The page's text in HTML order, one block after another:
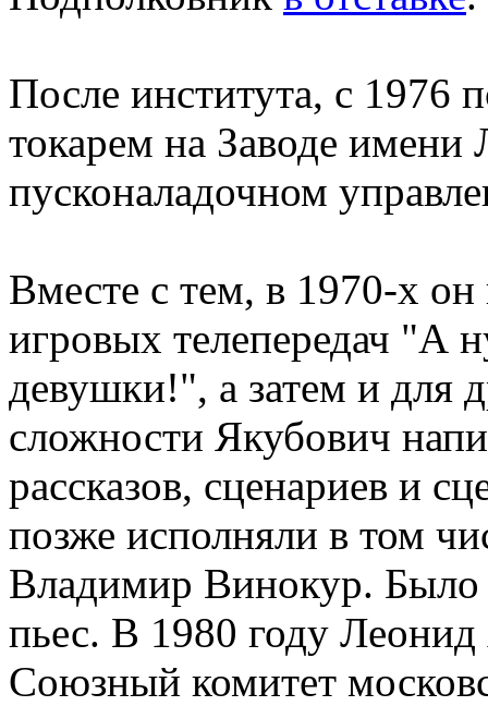
После института, с 1976
токарем на Заводе
пусконаладочном
Вместе с тем, в 1970-х он
игровых телепередач "А
девушки!", а затем и для
сложности Якубович
рассказов, сценариев и
позже исполняли в том
Владимир Винокур. Было
пьес. В 1980 году
Союзный комитет